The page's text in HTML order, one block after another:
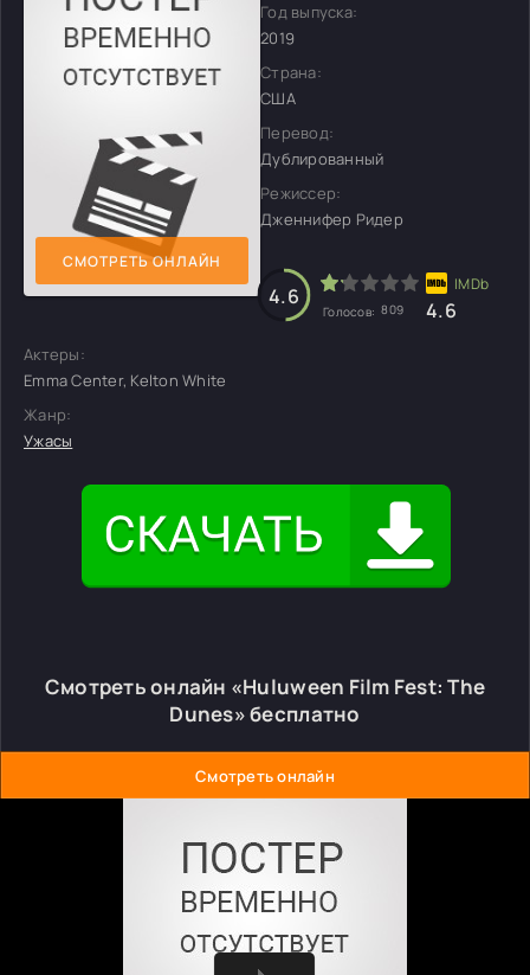
СМОТРЕТЬ ОНЛАЙН
Год выпуска:
2019
Страна:
США
Перевод:
Дублированный
Режиссер:
Дженнифер Ридер
4.6
Голосов: 809 4.6
Актеры:
Emma Center, Kelton White
Жанр:
Ужасы
Смотреть онлайн «Huluween Film Fest: The
Dunes» бесплатно
Смотреть онлайн